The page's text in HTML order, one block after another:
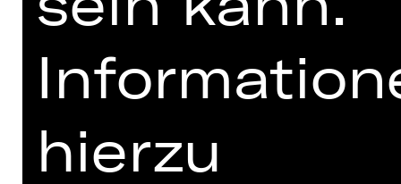
TEAM
hierzu